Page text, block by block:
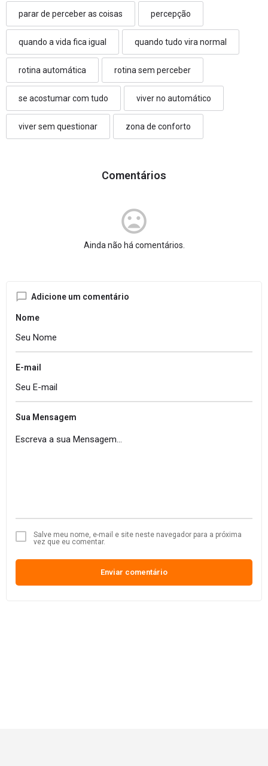
parar de perceber as coisas percepção
quando a vida fica igual quando tudo vira normal
rotina automática rotina sem perceber
se acostumar com tudo viver no automático
viver sem questionar zona de conforto
Comentários
mood_bad
Ainda não há comentários.
Adicione um comentário
Nome
E-mail
Sua Mensagem
Salve meu nome, e-mail e site neste navegador para a próxima
vez que eu comentar.
Enviar comentário